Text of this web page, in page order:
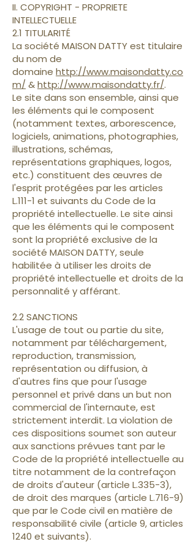
II. COPYRIGHT - PROPRIETE
INTELLECTUELLE
2.1 TITULARITÉ
La société MAISON DATTY est titulaire
du nom de
domaine http://www.maisondatty.co
m/ &http://www.maisondatty.fr/.
Le site dans son ensemble, ainsi que
les éléments qui le composent
(notamment textes, arborescence,
logiciels, animations, photographies,
illustrations, schémas,
représentations graphiques, logos,
etc.) constituent des œuvres de
l'esprit protégées par les articles
L.111-1 et suivants du Code de la
propriété intellectuelle. Le site ainsi
que les éléments qui le composent
sont la propriété exclusive de la
société MAISON DATTY, seule
habilitée à utiliser les droits de
propriété intellectuelle et droits de la
personnalité y afférant.
2.2 SANCTIONS
L'usage de tout ou partie du site,
notamment par téléchargement,
reproduction, transmission,
représentation ou diffusion, à
d'autres fins que pour l'usage
personnel et privé dans un but non
commercial de l'internaute, est
strictement interdit. La violation de
ces dispositions soumet son auteur
aux sanctions prévues tant par le
Code de la propriété intellectuelle au
titre notamment de la contrefaçon
de droits d'auteur (article L.335-3),
de droit des marques (article L.716-9)
que par le Code civil en matière de
responsabilité civile (article 9, articles
1240 et suivants).